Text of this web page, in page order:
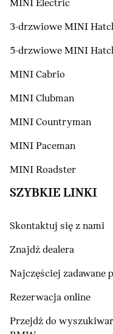
MINI Electric
3-drzwiowe MINI
5-drzwiowe MINI
MINI Cabrio
MINI Clubman
MINI Countryman
MINI Paceman
MINI Roadster
SZYBKIE LINKI
Skontaktuj się z nami
Znajdź dealera
Najczęściej zadawane
Rezerwacja online
Przejdź do